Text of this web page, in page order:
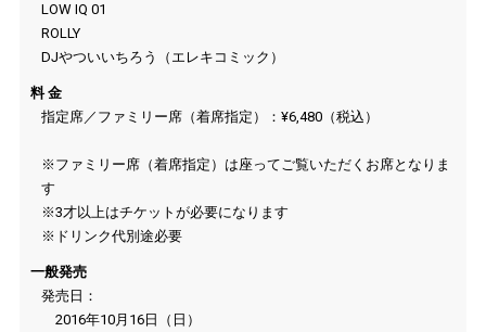
LOW IQ 01
ROLLY
DJやついいちろう（エレキコミック）
料 金
指定席／ファミリー席（着席指定）：¥6,480（税込）
※ファミリー席（着席指定）は座ってご覧いただくお席となりま
す
※3才以上はチケットが必要になります
※ドリンク代別途必要
一般発売
発売日：
2016年10月16日（日）